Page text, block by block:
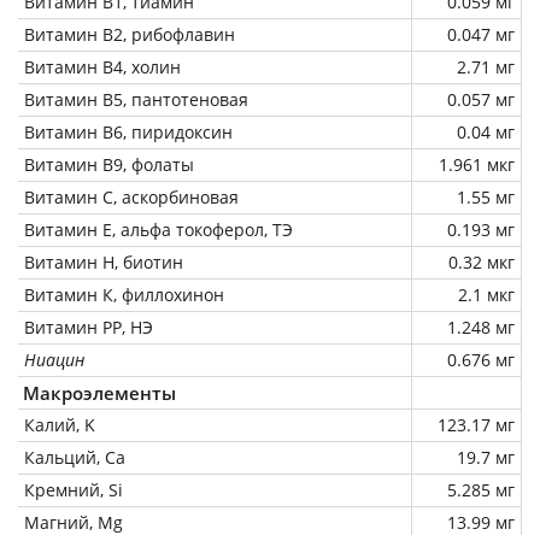
Витамин В2, рибофлавин
0.047 мг
Витамин В4, холин
2.71 мг
Витамин В5, пантотеновая
0.057 мг
Витамин В6, пиридоксин
0.04 мг
Витамин В9, фолаты
1.961 мкг
Витамин C, аскорбиновая
1.55 мг
Витамин Е, альфа токоферол, ТЭ
0.193 мг
Витамин Н, биотин
0.32 мкг
Витамин К, филлохинон
2.1 мкг
Витамин РР, НЭ
1.248 мг
Ниацин
0.676 мг
Макроэлементы
Калий, K
123.17 мг
Кальций, Ca
19.7 мг
Кремний, Si
5.285 мг
Магний, Mg
13.99 мг